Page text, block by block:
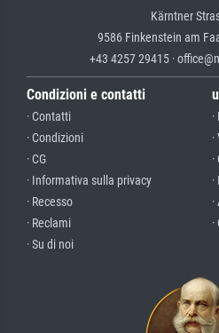
Kärntner
9586 Finkenstein am
+43 4257 29415 ·
Condizioni e contatti
· Contatti
· Condizioni
· CG
· Informativa sulla privacy
· Recesso
· Reclami
· Su di noi